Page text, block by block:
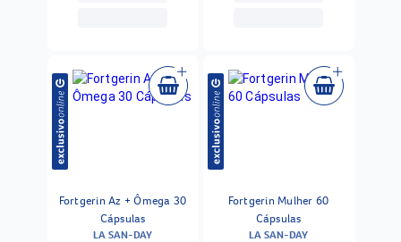
Fortgerin Az + Ômega 30
Cápsulas
LA SAN-DAY
Fortgerin Mulher 60
Cápsulas
LA SAN-DAY